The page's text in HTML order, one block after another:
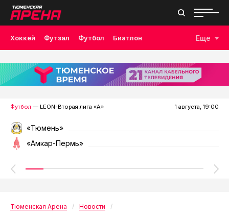
Хоккей Футзал Футбол Биатлон
Лыжные гонки Волейбол Плавание Дзюдо
Скалолазание Велоспорт Бокс
Еще
Футбол — LEON-Вторая лига «А» 1 августа, 19:00
«Тюмень»
«Амкар-Пермь»
Тюменская Арена Новости